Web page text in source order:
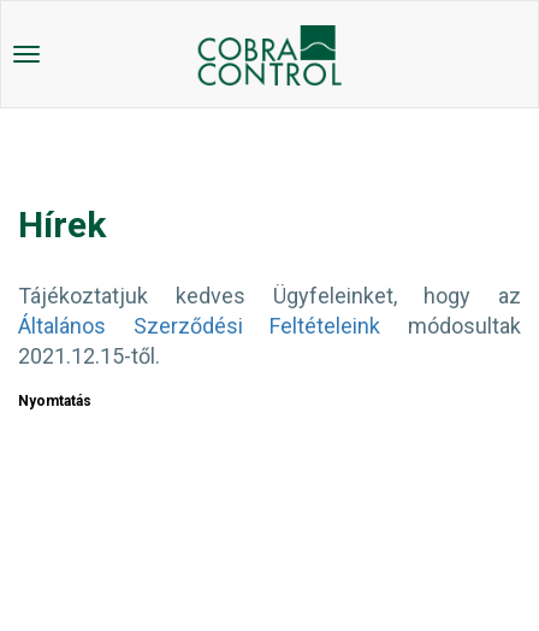
Toggle
Hírek
Tájékoztatjuk kedves Ügyfeleinket, hogy az
Általános Szerződési Feltételeink módosultak
2021.12.15-től.
Nyomtatás